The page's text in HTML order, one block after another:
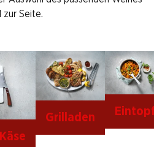
zur Seite.
Grilladen